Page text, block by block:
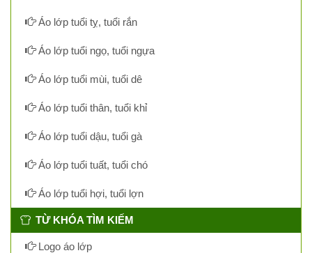
Áo lớp tuổi tỵ, tuổi rắn
Áo lớp tuổi ngọ, tuổi ngựa
Áo lớp tuổi mùi, tuổi dê
Áo lớp tuổi thân, tuổi khỉ
Áo lớp tuổi dậu, tuổi gà
Áo lớp tuổi tuất, tuổi chó
Áo lớp tuổi hợi, tuổi lợn
TỪ KHÓA TÌM KIẾM
Logo áo lớp